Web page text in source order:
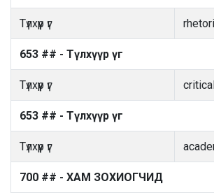
Түлхүүр үг
653 ## - Түлхүүр үг
Түлхүүр үг
653 ## - Түлхүүр үг
Түлхүүр үг
700 ## - ХАМ ЗОХИОГЧИД